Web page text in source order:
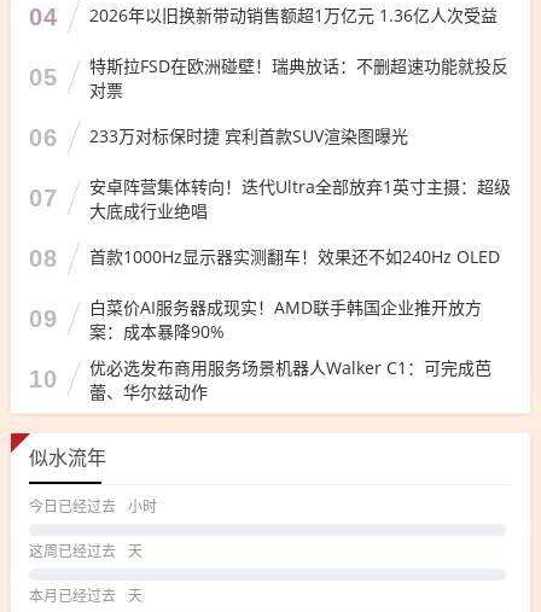
04 2026年以旧换新带动销售额超1万亿元 1.36亿人次受益
05
特斯拉FSD在欧洲碰壁！瑞典放话：不删超速功能就投反
对票
06 233万对标保时捷 宾利首款SUV渲染图曝光
07
安卓阵营集体转向！迭代Ultra全部放弃1英寸主摄：超级
大底成行业绝唱
08 首款1000Hz显示器实测翻车！效果还不如240Hz OLED
09
白菜价AI服务器成现实！AMD联手韩国企业推开放方
案：成本暴降90%
10
优必选发布商用服务场景机器人Walker C1：可完成芭
蕾、华尔兹动作
似水流年
今日已经过去 小时
这周已经过去 天
本月已经过去 天